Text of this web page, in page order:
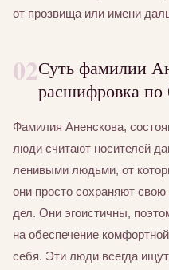
от прозвища или имени
02Суть фамилии
расшифровка по
Фамилия Аненскова,
люди считают носителей
ленивыми людьми, от
они просто сохраняют
дел. Они эгоистичны,
на обеспечение
себя. Эти люди всегда